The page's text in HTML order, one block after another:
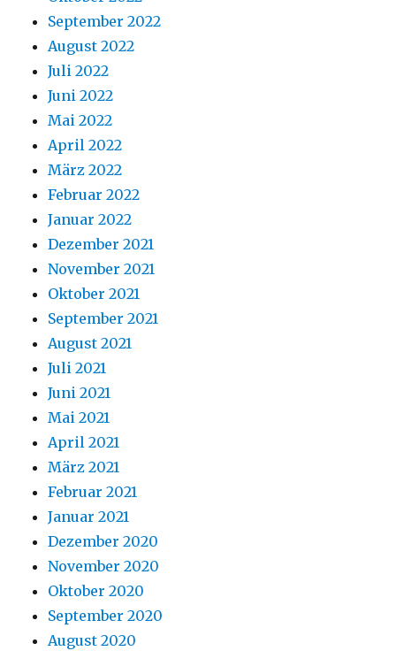
September 2022
August 2022
Juli 2022
Juni 2022
Mai 2022
April 2022
März 2022
Februar 2022
Januar 2022
Dezember 2021
November 2021
Oktober 2021
September 2021
August 2021
Juli 2021
Juni 2021
Mai 2021
April 2021
März 2021
Februar 2021
Januar 2021
Dezember 2020
November 2020
Oktober 2020
September 2020
August 2020